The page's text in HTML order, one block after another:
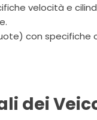
velocità e
con
dei